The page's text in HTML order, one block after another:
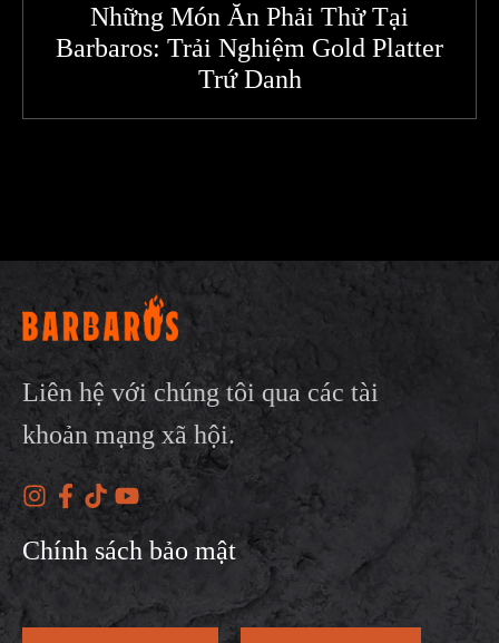
Những Món Ăn Phải Thử Tại
Barbaros: Trải Nghiệm Gold Platter
Trứ Danh
Liên hệ với chúng tôi qua các tài
khoản mạng xã hội.
Chính sách bảo mật